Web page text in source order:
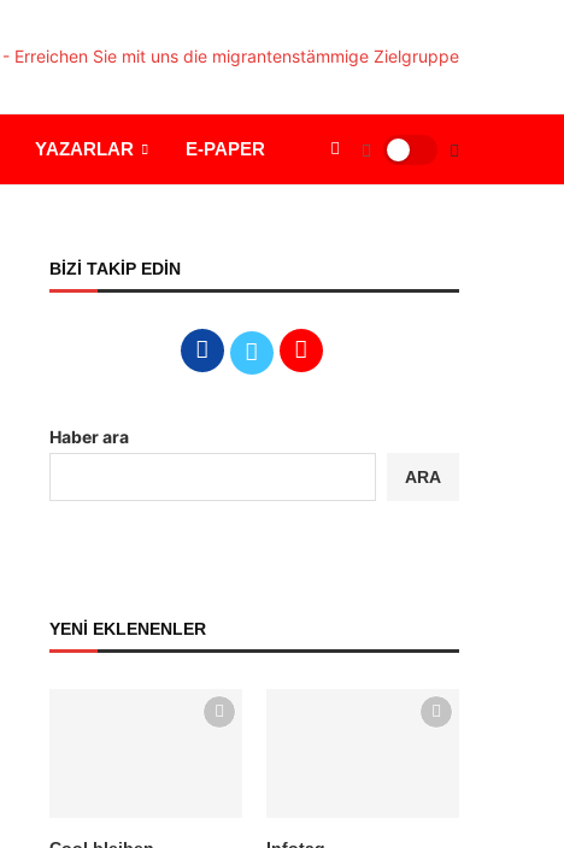
YAZARLAR E-PAPER
BİZİ TAKİP EDİN
Haber ara
ARA
YENİ EKLENENLER